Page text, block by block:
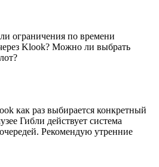
ограничения по времени
Klook? Можно ли выбрать
как раз выбирается конкретный
Гибли действует система
Рекомендую утренние